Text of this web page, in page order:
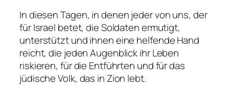
In diesen Tagen, in denen jeder von uns, der
für Israel betet, die Soldaten ermutigt,
unterstützt und ihnen eine helfende Hand
reicht, die jeden Augenblick ihr Leben
riskieren, für die Entführten und für das
jüdische Volk, das in Zion lebt.